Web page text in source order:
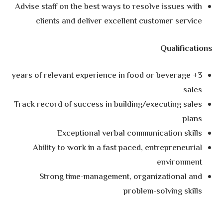
Advise staff on the best ways to resolve issues with
clients and deliver excellent customer service
Qualifications
3+ years of relevant experience in food or beverage
sales
Track record of success in building/executing sales
plans
Exceptional verbal communication skills
Ability to work in a fast paced, entrepreneurial
environment
Strong time-management, organizational and
problem-solving skills